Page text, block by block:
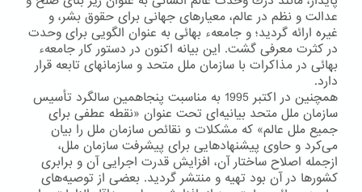
عدالت و نظم در عالم، معیارهای جهانی برای حقوق بشر، و
غیره ارائه گردید؛ و جامعهء بهائی به عنوان الگویی برای وحدت
در كثرت معرفی گشت. این بیانه اكنون در دستور كار جامعهء
بهائی در مذاكرات با سازمان ملل متحد و سازمانهای تابعه قرار
دارد.
همچنین در اكتبر 1995 به مناسبت پنجاهمین سالگرد تأسیس
سازمان ملل متحد بیانیه‌ای تحت عنوان «نقطه عطفی برای
جمیع ملل عالم» كه مشكلات و نقائص سازمان ملل را بیان
می‌كرد و حاوی پیشنهادهایی برای پیشرفت سازمان ملل،
ازجمله اصلاح ساختار آن، افزایش قدرت اجرایی آن و برابری
كشورها در آن بود تهیه و منتشر گردید. بعضی از توصیه‌های